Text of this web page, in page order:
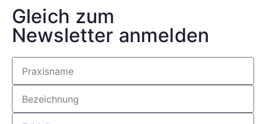
Gleich zum
Newsletter anmelden